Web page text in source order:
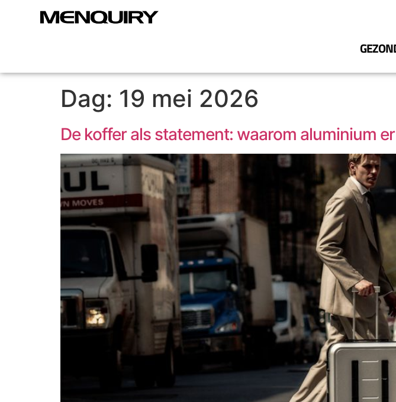
Dag: 19 mei 2026
De koffer als statement: waarom aluminium